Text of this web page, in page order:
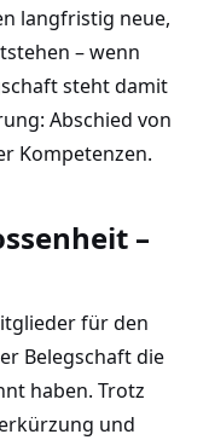
langfristig neue,
– wenn
steht damit
Abschied von
Kompetenzen.
–
für den
Belegschaft die
haben. Trotz
und